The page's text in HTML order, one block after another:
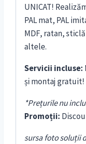
UNICAT!
PAL mat, PAL
MDF, ratan,
altele.
Servicii incluse:
și montaj gratuit!
*Prețurile nu
Promoții:
sursa foto soluții